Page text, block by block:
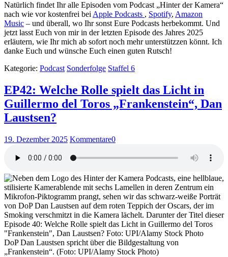
Natürlich findet Ihr alle Episoden vom Podcast „Hinter der Kamera“
nach wie vor kostenfrei bei Apple Podcasts , Spotify, Amazon
Music – und überall, wo Ihr sonst Eure Podcasts herbekommt. Und
jetzt lasst Euch von mir in der letzten Episode des Jahres 2025
erläutern, wie Ihr mich ab sofort noch mehr unterstützzen könnt. Ich
danke Euch und wünsche Euch einen guten Rutsch!
Kategorie: Podcast Sonderfolge Staffel 6
EP42: Welche Rolle spielt das Licht in
Guillermo del Toros „Frankenstein“, Dan
Laustsen?
19. Dezember 2025 Kommentare0
DoP Dan Laustsen spricht über die Bildgestaltung von
„Frankenstein“. (Foto: UPI/Alamy Stock Photo)